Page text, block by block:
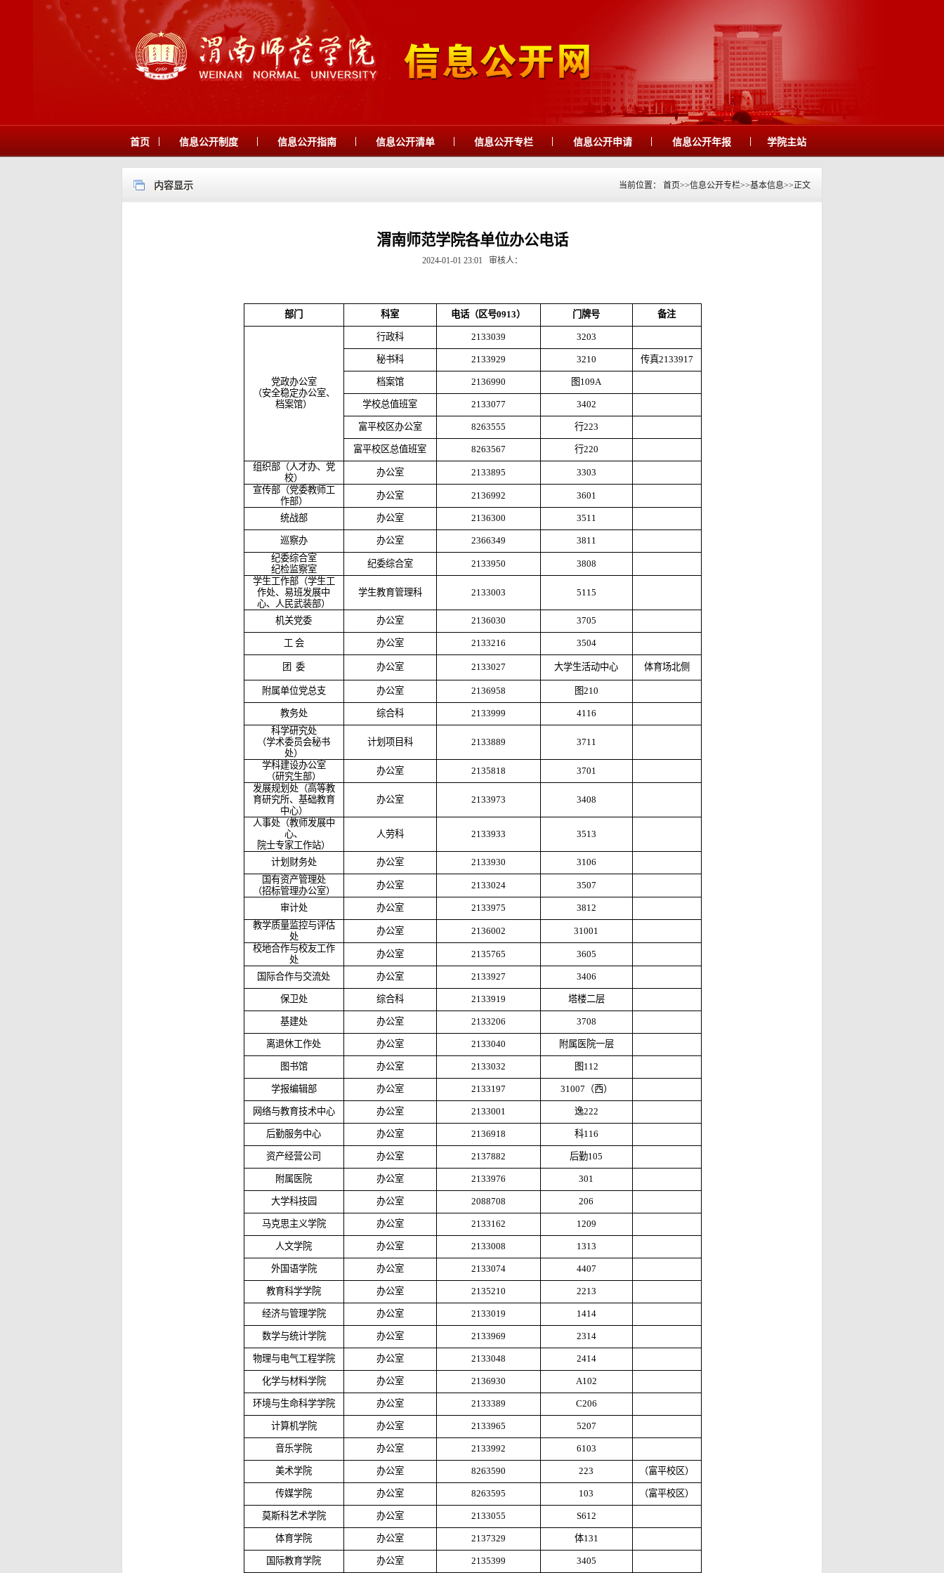
首页 信息公开制度 信息公开指南 信息公开清单 信息公开专栏 信息公开申请 信息公开年报 学院主站
内容显示 当前位置： 首页>>信息公开专栏>>基本信息>>正文
渭南师范学院各单位办公电话
2024-01-01 23:01 审核人：
部门 科室 电话（区号0913） 门牌号 备注
党政办公室
（安全稳定办公室、
档案馆）
行政科 2133039 3203
秘书科 2133929 3210 传真2133917
档案馆 2136990 图 109A
学校总值班室 2133077 3402
富平校区办公室 8263555 行223
富平校区总值班室 8263567 行220
组织部（人才办、党
校）
办公室 2133895
3303
宣传部（党委教师工
作部）
办公室 2136992 3601
统战部 办公室 2136300 3511
巡察办 办公室 2366349
3811
纪委综合室
纪检监察室
纪委综合室 2133950
3808
学生工作部（学生工
作处、易班发展中
心、人民武装部）
学生教育管理科 2133003 5115
机关党委 办公室 2136030 3705
工 会 办公室 2133216 3504
团 委 办公室 2133027 大学生活动中心 体育场北侧
附属单位党总支 办公室 2136958 图210
教务处 综合科 2133999
4116
科学研究处
（学术委员会秘书
处）
计划项目科 2133889 3711
学科建设办公室
（研究生部）
办公室 2135818
3701
发展规划处（高等教
育研究所、基础教育
中心）
办公室 2133973 3408
人事处（教师发展中
心、
院士专家工作站）
人劳科 2133933 3513
计划财务处 办公室 2133930
3106
国有资产管理处
（招标管理办公室）
办公室 2133024 3507
审计处 办公室 2133975
3812
教学质量监控与评估
处
办公室 2136002
31001
校地合作与校友工作
处
办公室 2135765 3605
国际合作与交流处 办公室 2133927 3406
保卫处 综合科 2133919 塔楼二层
基建处 办公室 2133206 3708
离退休工作处 办公室 2133040 附属医院一层
图书馆 办公室 2133032 图 112
学报编辑部 办公室 2133197 31007（西）
网络与教育技术中心 办公室 2133001 逸222
后勤服务中心 办公室 2136918 科116
资产经营公司 办公室 2137882 后勤105
附属医院 办公室 2133976 301
大学科技园 办公室 2088708 206
马克思主义学院 办公室 2133162 1209
人文学院 办公室 2133008 1313
外国语学院 办公室 2133074 4407
教育科学学院 办公室 2135210 2213
经济与管理学院 办公室 2133019 1414
数学与统计学院 办公室 2133969 2314
物理与电气工程学院 办公室 2133048 2414
化学与材料学院 办公室 2136930 A102
环境与生命科学学院 办公室 2133389 C206
计算机学院 办公室 2133965 5207
音乐学院 办公室 2133992 6103
美术学院 办公室 8263590 223 （富平校区）
传媒学院 办公室 8263595 103 （富平校区）
莫斯科艺术学院 办公室 2133055 S612
体育学院 办公室 2137329 体131
国际教育学院 办公室 2135399 3405